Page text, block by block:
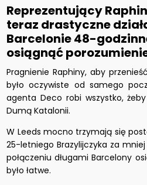
Reprezentujący
teraz drastyczne
Barcelonie48-
osiągnąć
Pragnienie Raphiny, aby
było oczywiste od samego
agenta Deco robi wszystko,
Dumą Katalonii.
W Leeds mocno trzymają się
25-letniego Brazylijczyka za
połączeniudługami Barcelony
było łatwe.